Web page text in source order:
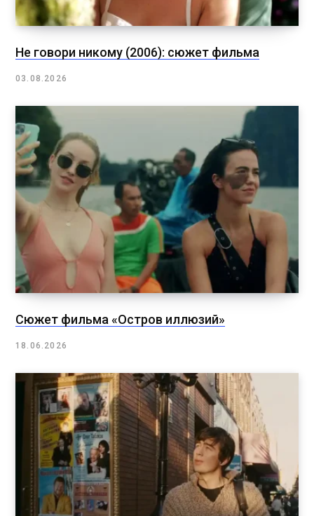
Не говори никому (2006): сюжет фильма
03.08.2026
Сюжет фильма «Остров иллюзий»
18.06.2026